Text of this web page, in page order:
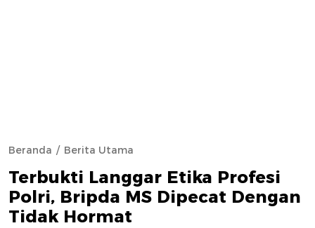
Beranda Berita Utama
Terbukti Langgar Etika Profesi
Polri, Bripda MS Dipecat Dengan
Tidak Hormat